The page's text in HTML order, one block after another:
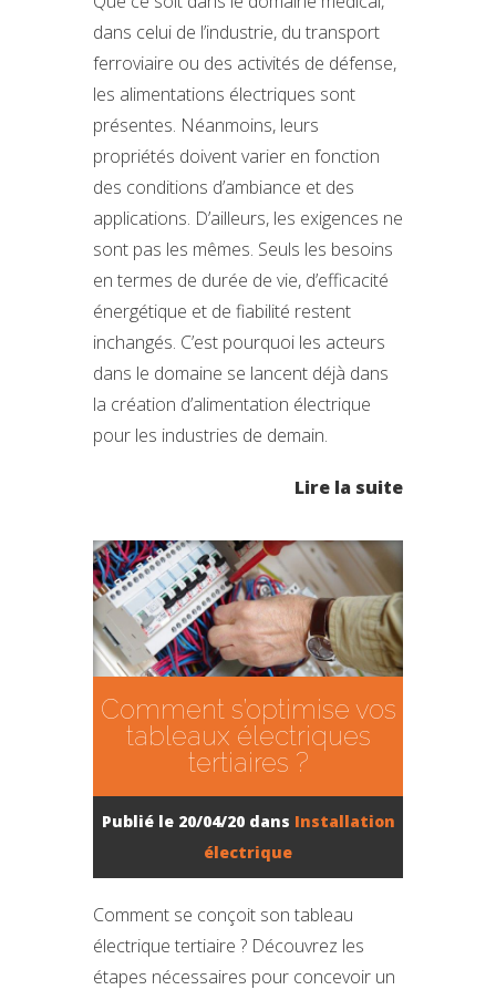
dans celui de l’industrie, du transport
ferroviaire ou des activités de défense,
les alimentations électriques sont
présentes. Néanmoins, leurs
propriétés doivent varier en fonction
des conditions d’ambiance et des
applications. D’ailleurs, les exigences ne
sont pas les mêmes. Seuls les besoins
en termes de durée de vie, d’efficacité
énergétique et de fiabilité restent
inchangés. C’est pourquoi les acteurs
dans le domaine se lancent déjà dans
la création d’alimentation électrique
pour les industries de demain.
Lire la suite
Comment s’optimise vos
tableaux électriques
tertiaires ?
Publié le 20/04/20 dans Installation
électrique
Comment se conçoit son tableau
électrique tertiaire ? Découvrez les
étapes nécessaires pour concevoir un